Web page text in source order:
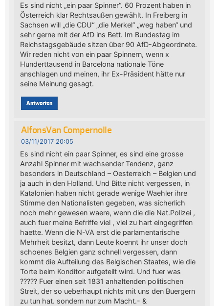
Es sind nicht „ein paar Spinner“. 60 Prozent haben in
Österreich klar Rechtsaußen gewählt. In Freiberg in
Sachsen will „die CDU“ „die Merkel“ „weg haben“ und
sehr gerne mit der AfD ins Bett. Im Bundestag im
Reichstagsgebäude sitzen über 90 AfD-Abgeordnete.
Wir reden nicht von ein paar Spinnern, wenn x
Hunderttausend in Barcelona nationale Töne
anschlagen und meinen, ihr Ex-Präsident hätte nur
seine Meinung gesagt.
Antworten
AlfonsVan Compernolle
03/11/2017 20:05
Es sind nicht ein paar Spinner, es sind eine grosse
Anzahl Spinner mit wachsender Tendenz, ganz
besonders in Deutschland – Oesterreich – Belgien und
ja auch in den Holland. Und Bitte nicht vergessen, in
Katalonien haben nicht gerade wenige Waehler ihre
Stimme den Nationalisten gegeben, was sicherlich
noch mehr gewesen waere, wenn die die Nat.Polizei ,
auch fuer meine Befriffe viel , viel zu hart eingegriffen
haette. Wenn die N-VA erst die parlamentarische
Mehrheit besitzt, dann Leute koennt ihr unser doch
schoenes Belgien ganz schnell vergessen, dann
kommt die Aufteilung des Belgischen Staates, wie die
Torte beim Konditor aufgeteilt wird. Und fuer was
????? Fuer einen seit 1831 anhaltenden politischen
Streit, der so ueberhaupt nichts mit uns den Buergern
zu tun hat. sondern nur zum Macht.- &